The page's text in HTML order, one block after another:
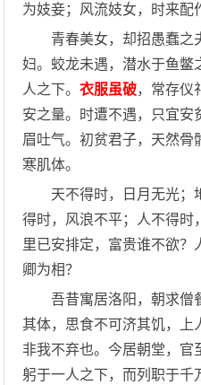
为妓妾；风流妓女，时来配
青春美女，却招愚蠢之
妇。蛟龙未遇，潜水于鱼鳖
人之下。衣服虽破，常存仪
安之量。时遭不遇，只宜安
眉吐气。初贫君子，天然骨
寒肌体。
天不得时，日月无光；
得时，风浪不平；人不得时
里已安排定，富贵谁不欲？
卿为相？
吾昔寓居洛阳，朝求僧
其体，思食不可济其饥，上
非我不弃也。今居朝堂，官
躬于一人之下，而列职于千